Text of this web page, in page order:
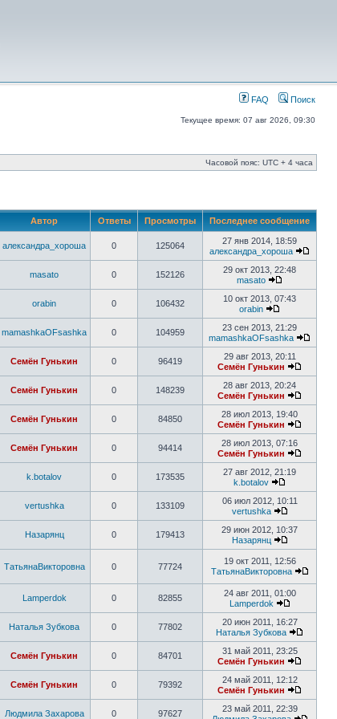
FAQ Поиск
Текущее время: 07 авг 2026, 09:30
Часовой пояс: UTC + 4 часа
Автор Ответы Просмотры Последнее сообщение
александра_хороша 0 125064
27 янв 2014, 18:59
александра_хороша
masato 0 152126
29 окт 2013, 22:48
masato
orabin 0 106432
10 окт 2013, 07:43
orabin
mamashkaOFsashka 0 104959
23 сен 2013, 21:29
mamashkaOFsashka
Семён Гунькин 0 96419
29 авг 2013, 20:11
Семён Гунькин
Семён Гунькин 0 148239
28 авг 2013, 20:24
Семён Гунькин
Семён Гунькин 0 84850
28 июл 2013, 19:40
Семён Гунькин
Семён Гунькин 0 94414
28 июл 2013, 07:16
Семён Гунькин
k.botalov 0 173535
27 авг 2012, 21:19
k.botalov
vertushka 0 133109
06 июл 2012, 10:11
vertushka
Назарянц 0 179413
29 июн 2012, 10:37
Назарянц
ТатьянаВикторовна 0 77724
19 окт 2011, 12:56
ТатьянаВикторовна
Lamperdok 0 82855
24 авг 2011, 01:00
Lamperdok
Наталья Зубкова 0 77802
20 июн 2011, 16:27
Наталья Зубкова
Семён Гунькин 0 84701
31 май 2011, 23:25
Семён Гунькин
Семён Гунькин 0 79392
24 май 2011, 12:12
Семён Гунькин
Людмила Захарова 0 97627
23 май 2011, 22:39